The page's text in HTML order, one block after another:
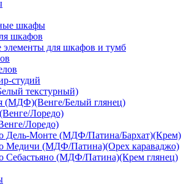
шкафы
шкафов
элементы для шкафов и тумб
студий
текстурный)
(МДФ)(Венге/Белый глянец)
Лоредо)
Лоредо)
Дель-Монте (МДФ/Патина/Бархат)(Крем)
Медичи (МДФ/Патина)(Орех караваджо)
Себастьяно (МДФ/Патина)(Крем глянец)